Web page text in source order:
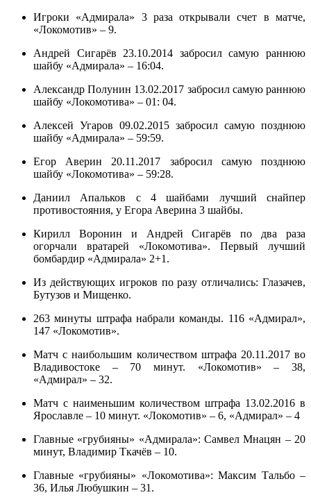
Игроки «Адмирала» 3 раза открывали счет в матче,
«Локомотив» – 9.
Андрей Сигарёв 23.10.2014 забросил самую раннюю
шайбу «Адмирала» – 16:04.
Александр Полунин 13.02.2017 забросил самую раннюю
шайбу «Локомотива» – 01: 04.
Алексей Угаров 09.02.2015 забросил самую позднюю
шайбу «Адмирала» – 59:59.
Егор Аверин 20.11.2017 забросил самую позднюю
шайбу «Локомотива» – 59:28.
Даниил Апальков с 4 шайбами лучший снайпер
противостояния, у Егора Аверина 3 шайбы.
Кирилл Воронин и Андрей Сигарёв по два раза
огорчали вратарей «Локомотива». Первый лучший
бомбардир «Адмирала» 2+1.
Из действующих игроков по разу отличались: Глазачев,
Бутузов и Мищенко.
263 минуты штрафа набрали команды. 116 «Адмирал»,
147 «Локомотив».
Матч с наибольшим количеством штрафа 20.11.2017 во
Владивостоке – 70 минут. «Локомотив» – 38,
«Адмирал» – 32.
Матч с наименьшим количеством штрафа 13.02.2016 в
Ярославле – 10 минут. «Локомотив» – 6, «Адмирал» – 4
Главные «грубияны» «Адмирала»: Самвел Мнацян – 20
минут, Владимир Ткачёв – 10.
Главные «грубияны» «Локомотива»: Максим Тальбо –
36, Илья Любушкин – 31.